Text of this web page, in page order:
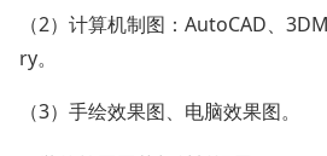
（2）计算机制图： AutoCAD、
ry。
（3）手绘效果图、电脑效果图。